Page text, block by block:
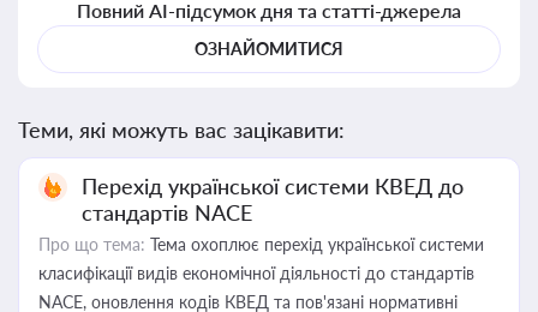
Повний AI-підсумок дня та статті-джерела
ОЗНАЙОМИТИСЯ
Теми, які можуть вас зацікавити:
Перехід української системи КВЕД до
стандартів NACE
Про що тема: Тема охоплює перехід української системи
класифікації видів економічної діяльності до стандартів
NACE, оновлення кодів КВЕД та пов'язані нормативні